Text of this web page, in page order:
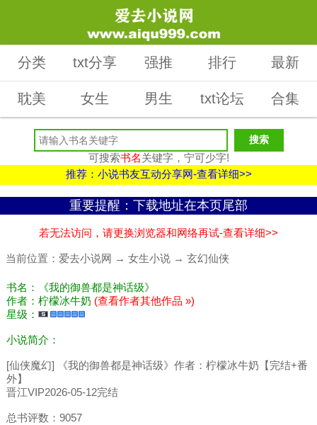
分类 txt分享 强推 排行 最新
耽美 女生 男生 txt论坛 合集
可搜索书名关键字，宁可少字!
推荐：小说书友互动分享网-查看详细>>
重要提醒：下载地址在本页尾部
若无法访问，请更换浏览器和网络再试-查看详细>>
当前位置： 爱去小说网 → 女生小说 → 玄幻仙侠
书名：《我的御兽都是神话级》
作者：柠檬冰牛奶 (查看作者其他作品 »)
星级：
小说简介：
[仙侠魔幻] 《我的御兽都是神话级》作者：柠檬冰牛奶【完结+番
外】
晋江VIP2026-05-12完结
总书评数：9057